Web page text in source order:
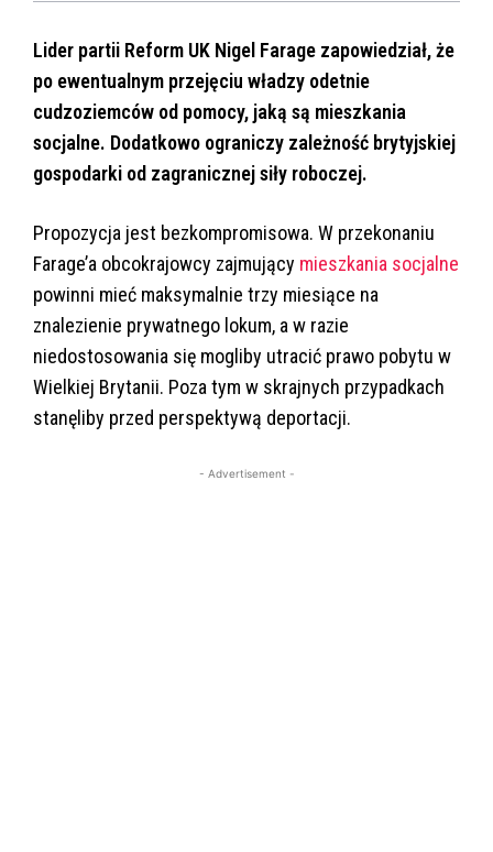
Lider partii Reform UK Nigel Farage zapowiedział, że
po ewentualnym przejęciu władzy odetnie
cudzoziemców od pomocy, jaką są mieszkania
socjalne. Dodatkowo ograniczy zależność brytyjskiej
gospodarki od zagranicznej siły roboczej.
Propozycja jest bezkompromisowa. W przekonaniu
Farage’a obcokrajowcy zajmujący mieszkania socjalne
powinni mieć maksymalnie trzy miesiące na
znalezienie prywatnego lokum, a w razie
niedostosowania się mogliby utracić prawo pobytu w
Wielkiej Brytanii. Poza tym w skrajnych przypadkach
stanęliby przed perspektywą deportacji.
- Advertisement -